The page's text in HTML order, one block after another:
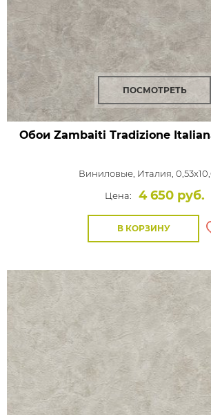
ПОСМОТРЕТЬ
Обои Zambaiti Tradizione
Виниловые, Италия,
Цена:
4 650 руб.
В КОРЗИНУ